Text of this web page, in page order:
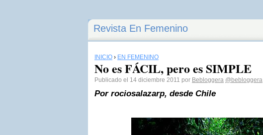
Revista En Femenino
INICIO › EN FEMENINO
No es FÁCIL, pero es SIMPLE
Publicado el 14 diciembre 2011 por Bebloggera @bebloggera
Por rociosalazarp, desde Chile